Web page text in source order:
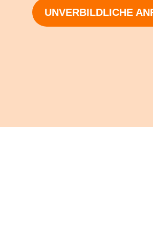
UNVERBILDLICHE